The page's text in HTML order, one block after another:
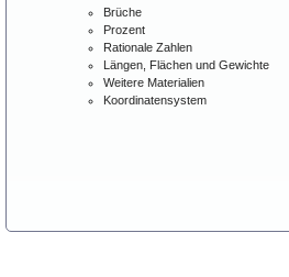
Brüche
Prozent
Rationale Zahlen
Längen, Flächen und Gewichte
Weitere Materialien
Koordinatensystem